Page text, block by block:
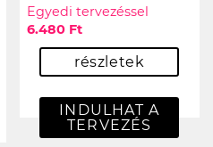
Egyedi tervezéssel
6.480 Ft
részletek
INDULHAT A
TERVEZÉS